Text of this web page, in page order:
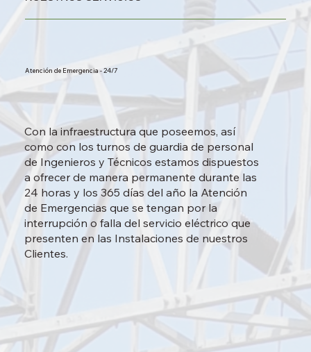
Con la infraestructura que poseemos, así
como con los turnos de guardia de personal
de Ingenieros y Técnicos estamos dispuestos
a ofrecer de manera permanente durante las
24 horas y los 365 días del año la Atención
de Emergencias que se tengan por la
interrupción o falla del servicio eléctrico que
presenten en las Instalaciones de nuestros
Clientes.
Atención de Emergencia - 24/7